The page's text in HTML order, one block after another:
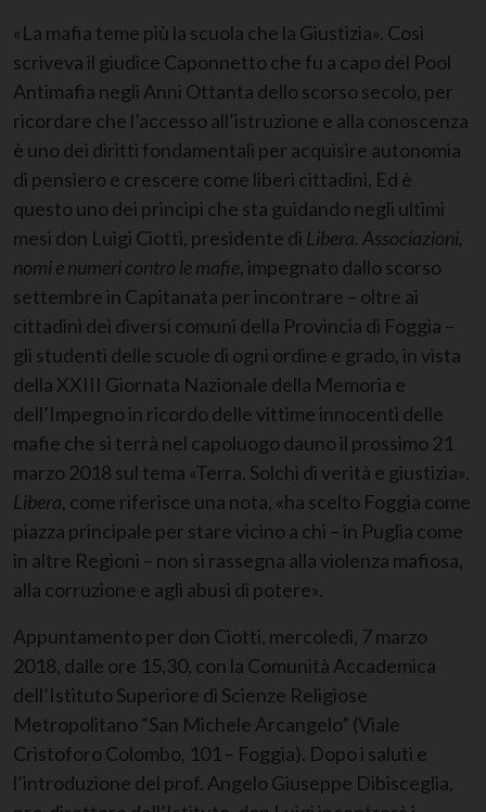
«La mafia teme più la scuola che la Giustizia». Così
scriveva il giudice Caponnetto che fu a capo del Pool
Antimafia negli Anni Ottanta dello scorso secolo, per
ricordare che l’accesso all’istruzione e alla conoscenza
è uno dei diritti fondamentali per acquisire autonomia
di pensiero e crescere come liberi cittadini. Ed è
questo uno dei principi che sta guidando negli ultimi
mesi don Luigi Ciotti, presidente di Libera. Associazioni,
nomi e numeri contro le mafie, impegnato dallo scorso
settembre in Capitanata per incontrare – oltre ai
cittadini dei diversi comuni della Provincia di Foggia –
gli studenti delle scuole di ogni ordine e grado, in vista
della XXIII Giornata Nazionale della Memoria e
dell’Impegno in ricordo delle vittime innocenti delle
mafie che si terrà nel capoluogo dauno il prossimo 21
marzo 2018 sul tema «Terra. Solchi di verità e giustizia».
Libera, come riferisce una nota, «ha scelto Foggia come
piazza principale per stare vicino a chi – in Puglia come
in altre Regioni – non si rassegna alla violenza mafiosa,
alla corruzione e agli abusi di potere».
Appuntamento per don Ciotti, mercoledì, 7 marzo
2018, dalle ore 15,30, con la Comunità Accademica
dell’Istituto Superiore di Scienze Religiose
Metropolitano “San Michele Arcangelo” (Viale
Cristoforo Colombo, 101 – Foggia). Dopo i saluti e
l’introduzione del prof. Angelo Giuseppe Dibisceglia,